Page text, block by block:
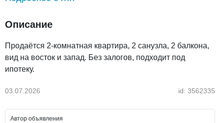
Описание
Продаётся 2-комнатная квартира, 2 санузла, 2 балкона,
вид на восток и запад. Без залогов, подходит под
ипотеку.
03.07.2026 id: 3562335
Автор объявления